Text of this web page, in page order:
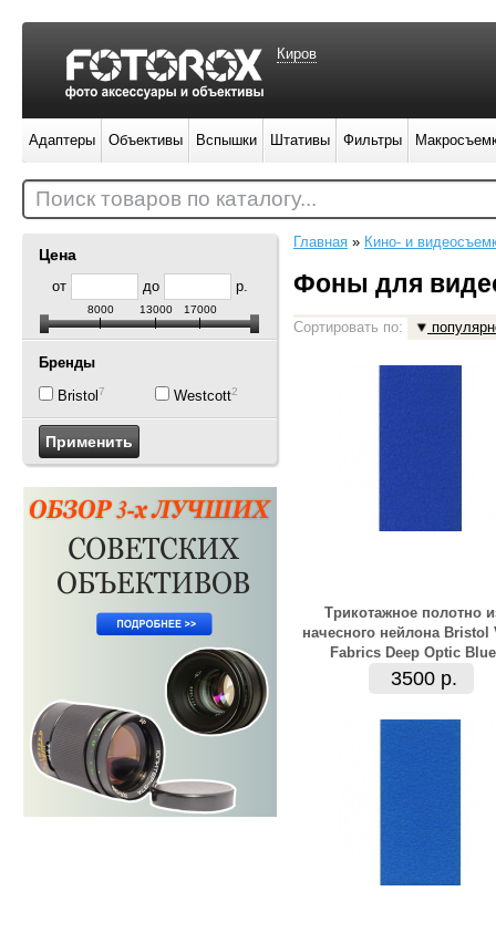
Цена
от до р.
8000 13000 17000
Бренды
Bristol7 Westcott2
Главная » Кино- и
Фоны для
Сортировать по:
Трикотажное полотно
начесного нейлона Bristol
Fabrics Deep Optic Blue
3500 р.
Киров
Адаптеры Объективы Вспышки Штативы Фильтры
Поиск товаров по каталогу...